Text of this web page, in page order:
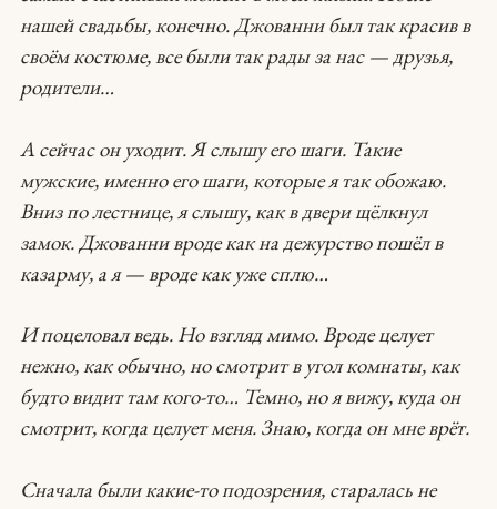
нашей свадьбы, конечно. Джованни был так красив в
своём костюме, все были так рады за нас — друзья,
родители…
А сейчас он уходит. Я слышу его шаги. Такие
мужские, именно его шаги, которые я так обожаю.
Вниз по лестнице, я слышу, как в двери щёлкнул
замок. Джованни вроде как на дежурство пошёл в
казарму, а я — вроде как уже сплю…
И поцеловал ведь. Но взгляд мимо. Вроде целует
нежно, как обычно, но смотрит в угол комнаты, как
будто видит там кого-то… Темно, но я вижу, куда он
смотрит, когда целует меня. Знаю, когда он мне врёт.
Сначала были какие-то подозрения, старалась не